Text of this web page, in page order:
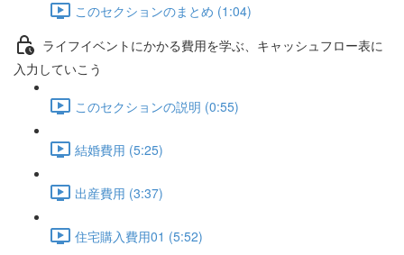
このセクションのまとめ (1:04)
ライフイベントにかかる費用を学ぶ、キャッシュフロー表に
入力していこう
このセクションの説明 (0:55)
結婚費用 (5:25)
出産費用 (3:37)
住宅購入費用01 (5:52)